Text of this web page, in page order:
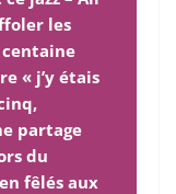
les
« j’y étais
partage
du
fêlés aux